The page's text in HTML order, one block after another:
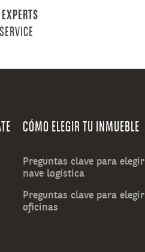
CÓMO ELEGIR TU INMUEBLE
Preguntas clave para elegir
nave logística
Preguntas clave para elegir
oficinas